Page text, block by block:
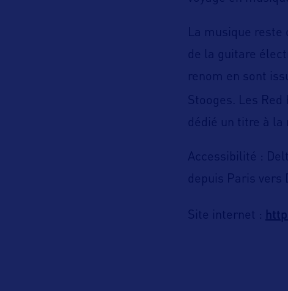
La musique reste
de la guitare
renom en sont
Stooges. Les
dédié un titre à
Accessibilité :
depuis Paris vers
Site internet :